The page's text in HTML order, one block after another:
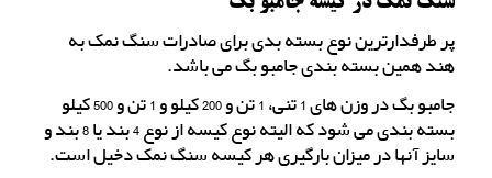
پر طرفدارترین نوع بسته بدی برای صادرات سنگ نمک به
هند همین بسته بندی جامبو بگ می باشد.
جامبو بگ در وزن های 1 تنی، 1 تن و 200 کیلو و 1 تن و 500 کیلو
بسته بندی می شود که الیته نوع کیسه از نوع 4 بند یا 8 بند و
سایز آنها در میزان بارگیری هر کیسه سنگ نمک دخیل است.